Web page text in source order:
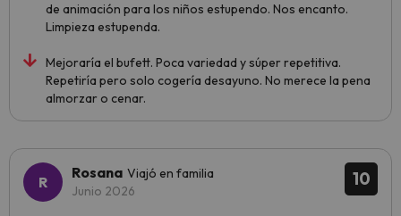
de animación para los niños estupendo. Nos encanto.
Limpieza estupenda.
Mejoraría el bufett. Poca variedad y súper repetitiva.
Repetiría pero solo cogería desayuno. No merece la pena
almorzar o cenar.
10
Rosana Viajó en familia
Junio 2026